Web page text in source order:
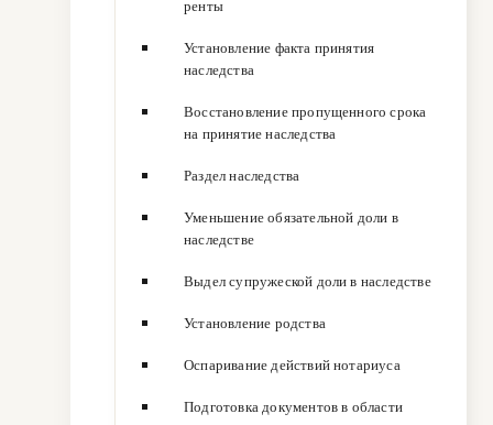
ренты
Установление факта принятия
наследства
Восстановление пропущенного срока
на принятие наследства
Раздел наследства
Уменьшение обязательной доли в
наследстве
Выдел супружеской доли в наследстве
Установление родства
Оспаривание действий нотариуса
Подготовка документов в области